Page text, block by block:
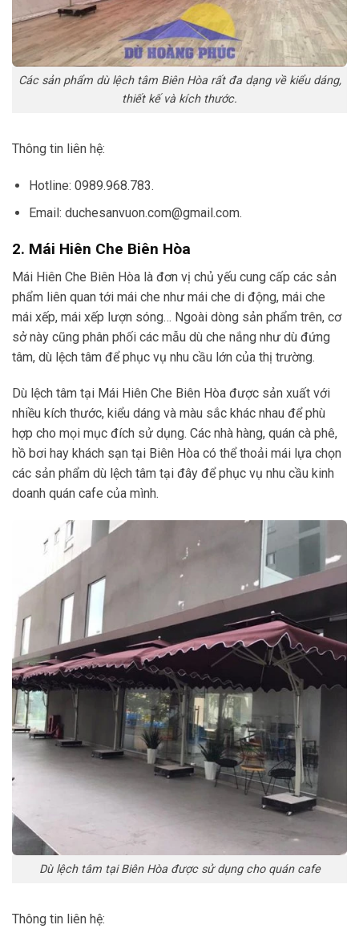
Các sản phẩm dù lệch tâm Biên Hòa rất đa dạng về kiểu dáng,
thiết kế và kích thước.
Thông tin liên hệ:
Hotline: 0989.968.783.
Email: duchesanvuon.com@gmail.com.
2. Mái Hiên Che Biên Hòa
Mái Hiên Che Biên Hòa là đơn vị chủ yếu cung cấp các sản
phẩm liên quan tới mái che như mái che di động, mái che
mái xếp, mái xếp lượn sóng… Ngoài dòng sản phẩm trên, cơ
sở này cũng phân phối các mẫu dù che nắng như dù đứng
tâm, dù lệch tâm để phục vụ nhu cầu lớn của thị trường.
Dù lệch tâm tại Mái Hiên Che Biên Hòa được sản xuất với
nhiều kích thước, kiểu dáng và màu sắc khác nhau để phù
hợp cho mọi mục đích sử dụng. Các nhà hàng, quán cà phê,
hồ bơi hay khách sạn tại Biên Hòa có thể thoải mái lựa chọn
các sản phẩm dù lệch tâm tại đây để phục vụ nhu cầu kinh
doanh quán cafe của mình.
Dù lệch tâm tại Biên Hòa được sử dụng cho quán cafe
Thông tin liên hệ: